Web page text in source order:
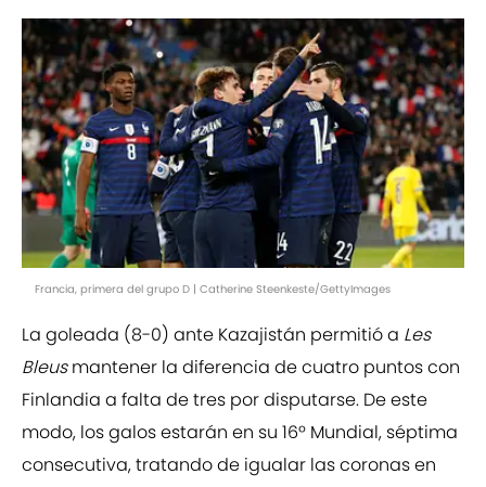
Francia, primera del grupo D | Catherine Steenkeste/GettyImages
La goleada (8-0) ante Kazajistán permitió a Les
Bleusmantener la diferencia de cuatro puntos con
Finlandia a falta de tres por disputarse. De este
modo, los galos estarán en su 16º Mundial, séptima
consecutiva, tratando de igualar las coronas en